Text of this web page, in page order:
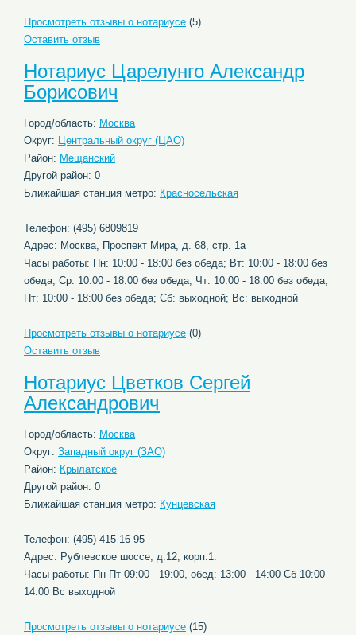
Просмотреть отзывы о нотариусе (5)
Оставить отзыв
Нотариус Царелунго Александр
Борисович
Город/область: Москва
Округ: Центральный округ (ЦАО)
Район: Мещанский
Другой район: 0
Ближайшая станция метро: Красносельская
Телефон: (495) 6809819
Адрес: Москва, Проспект Мира, д. 68, стр. 1а
Часы работы: Пн: 10:00 - 18:00 без обеда; Вт: 10:00 - 18:00 без
обеда; Ср: 10:00 - 18:00 без обеда; Чт: 10:00 - 18:00 без обеда;
Пт: 10:00 - 18:00 без обеда; Сб: выходной; Вс: выходной
Просмотреть отзывы о нотариусе (0)
Оставить отзыв
Нотариус Цветков Сергей
Александрович
Город/область: Москва
Округ: Западный округ (ЗАО)
Район: Крылатское
Другой район: 0
Ближайшая станция метро: Кунцевская
Телефон: (495) 415-16-95
Адрес: Рублевское шоссе, д.12, корп.1.
Часы работы: Пн-Пт 09:00 - 19:00, обед: 13:00 - 14:00 Сб 10:00 -
14:00 Вс выходной
Просмотреть отзывы о нотариусе (15)